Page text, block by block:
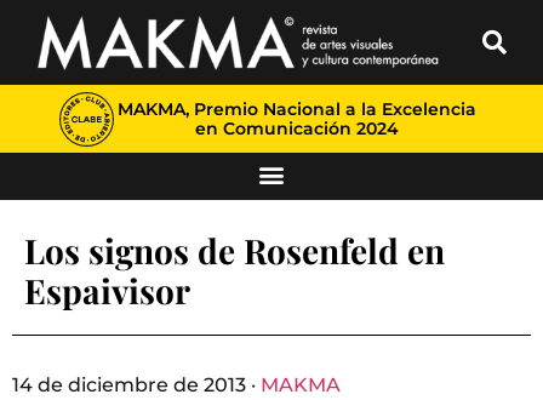
MAKMA, Premio Nacional a la Excelencia
en Comunicación 2024
Los signos de Rosenfeld en
Espaivisor
14 de diciembre de 2013 · MAKMA